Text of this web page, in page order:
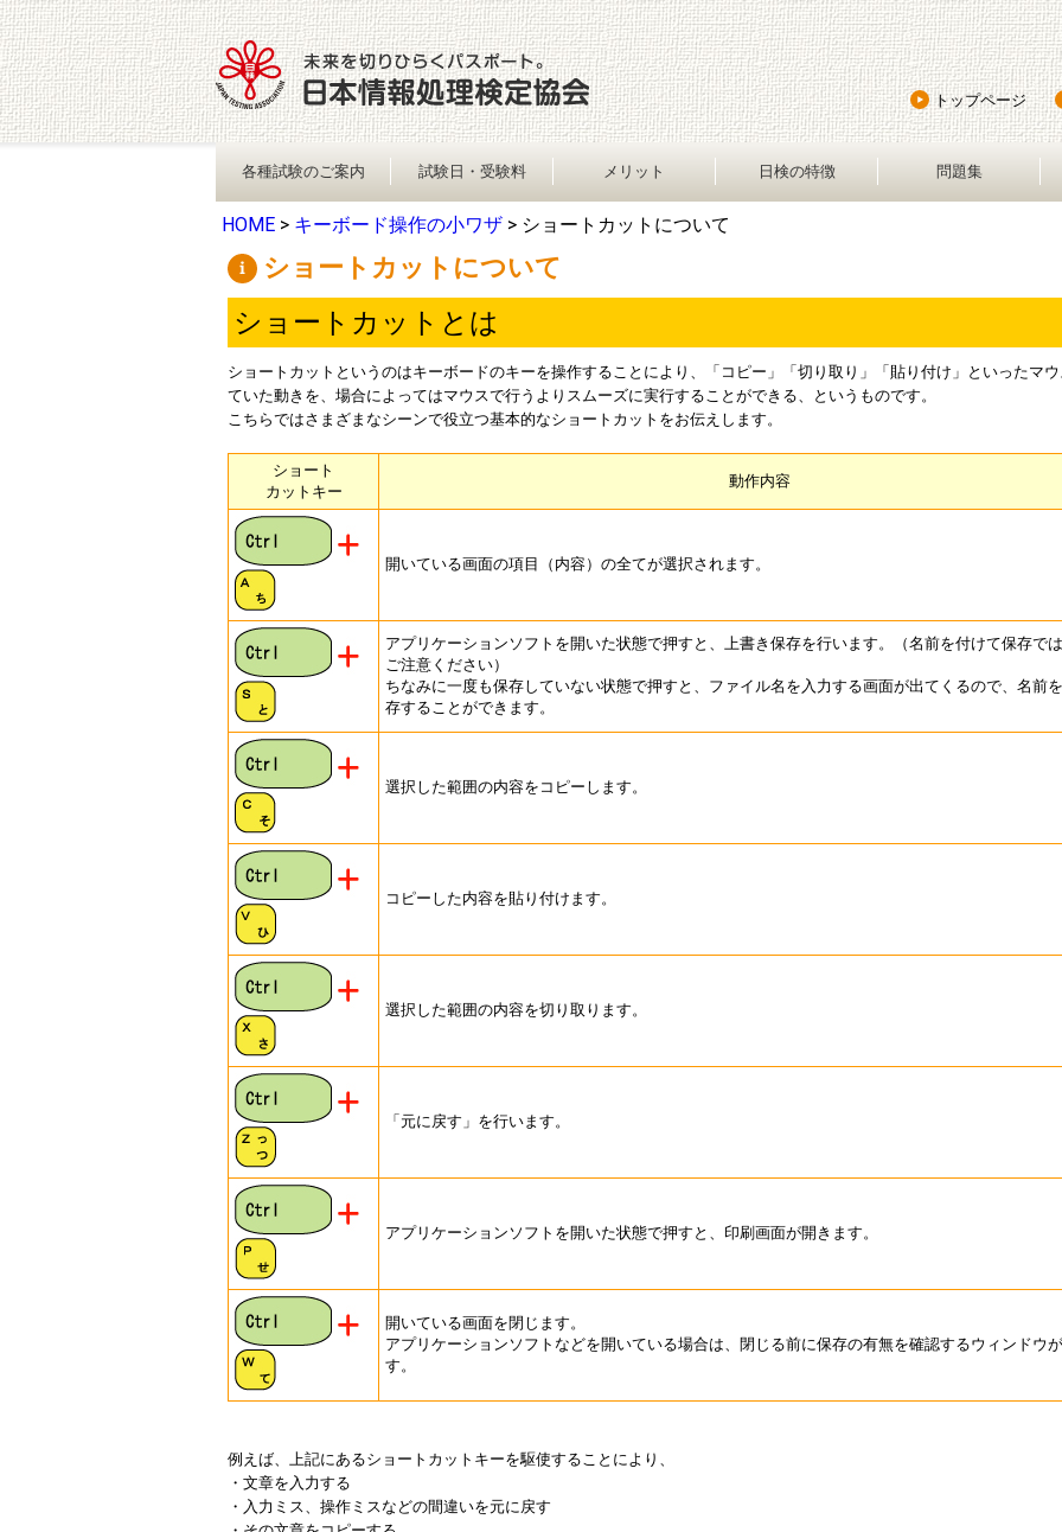
HOME > キーボード操作の小ワザ > ショートカットについて
ショートカットについて
ショートカットとは
ショートカットというのはキーボードのキーを操作することにより、「コピー」「切り取り」「貼り付け」といったマ
ていた動きを、場合によってはマウスで行うよりスムーズに実行することができる、というものです。
こちらではさまざまなシーンで役立つ基本的なショートカットをお伝えします。
ショート
カットキー
動作内容
開いている画面の項目（内容）の全てが選択されます。
アプリケーションソフトを開いた状態で押すと、上書き保存を行います。（名前を付けて保存で
ご注意ください）
ちなみに一度も保存していない状態で押すと、ファイル名を入力する画面が出てくるので、名前
存することができます。
選択した範囲の内容をコピーします。
コピーした内容を貼り付けます。
選択した範囲の内容を切り取ります。
「元に戻す」を行います。
アプリケーションソフトを開いた状態で押すと、印刷画面が開きます。
開いている画面を閉じます。
アプリケーションソフトなどを開いている場合は、閉じる前に保存の有無を確認するウィンドウ
す。
例えば、上記にあるショートカットキーを駆使することにより、
・文章を入力する
・入力ミス、操作ミスなどの間違いを元に戻す
トップページ
各種試験のご案内 試験日・受験料 メリット 日検の特徴 問題集